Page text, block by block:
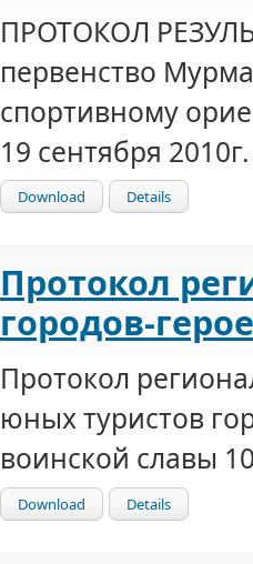
ПРОТОКОЛ
первенство
спортивному
19 сентября 2010г.
Download Details
Протокол
городов-
Протокол
юных туристов
воинской славы
Download Details